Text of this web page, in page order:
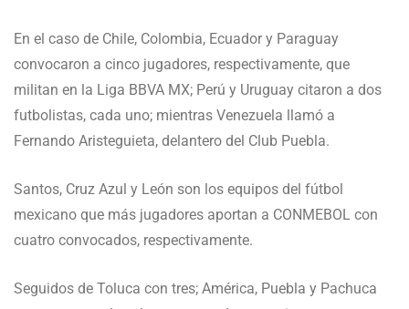
En el caso de Chile, Colombia, Ecuador y Paraguay
convocaron a cinco jugadores, respectivamente, que
militan en la Liga BBVA MX; Perú y Uruguay citaron a dos
futbolistas, cada uno; mientras Venezuela llamó a
Fernando Aristeguieta, delantero del Club Puebla.
Santos, Cruz Azul y León son los equipos del fútbol
mexicano que más jugadores aportan a CONMEBOL con
cuatro convocados, respectivamente.
Seguidos de Toluca con tres; América, Puebla y Pachuca